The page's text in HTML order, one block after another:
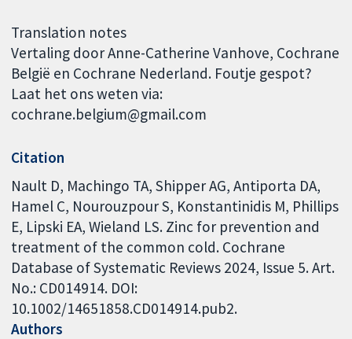
Translation notes
Vertaling door Anne-Catherine Vanhove, Cochrane
België en Cochrane Nederland. Foutje gespot?
Laat het ons weten via:
cochrane.belgium@gmail.com
Citation
Nault D, Machingo TA, Shipper AG, Antiporta DA,
Hamel C, Nourouzpour S, Konstantinidis M, Phillips
E, Lipski EA, Wieland LS. Zinc for prevention and
treatment of the common cold. Cochrane
Database of Systematic Reviews 2024, Issue 5. Art.
No.: CD014914. DOI:
10.1002/14651858.CD014914.pub2.
Authors